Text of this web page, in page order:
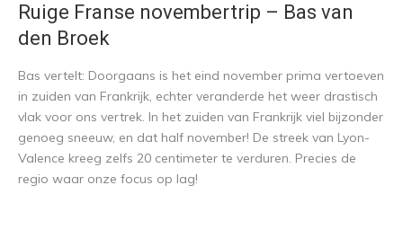
Ruige Franse novembertrip – Bas van
den Broek
Bas vertelt: Doorgaans is het eind november prima vertoeven
in zuiden van Frankrijk, echter veranderde het weer drastisch
vlak voor ons vertrek. In het zuiden van Frankrijk viel bijzonder
genoeg sneeuw, en dat half november! De streek van Lyon-
Valence kreeg zelfs 20 centimeter te verduren. Precies de
regio waar onze focus op lag!